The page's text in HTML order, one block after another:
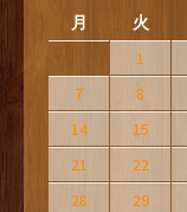
月
火
1
7
8
14
15
21
22
28
29